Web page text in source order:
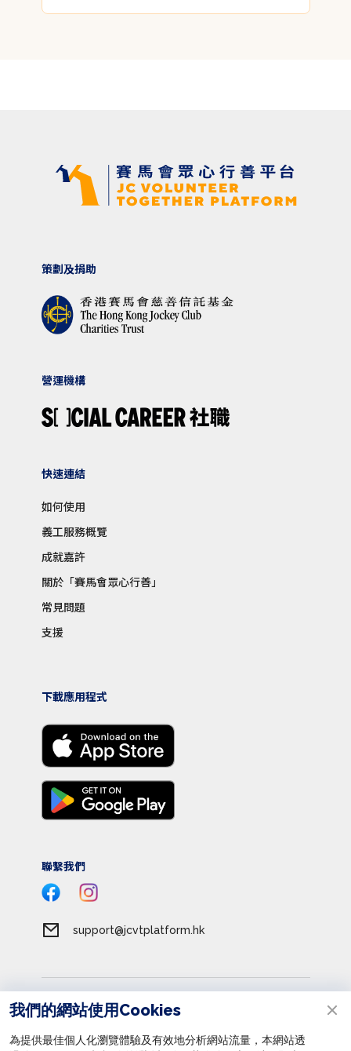
策劃及捐助
營運機構
快速連結
如何使用
義工服務概覽
成就嘉許
關於「賽馬會眾心行善」
常見問題
支援
下載應用程式
聯繫我們
support@jcvtplatform.hk
私隱政策
收集個人資料聲明
我們的網站使用Cookies
為提供最佳個人化瀏覽體驗及有效地分析網站流量，本網站透